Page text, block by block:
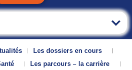
Les dossiers en cours
Les parcours – la carrière